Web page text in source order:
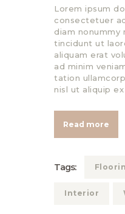
Lorem ipsum
consectetuer
diam nonummy
tincidunt ut
aliquam erat
ad minim
tation
nisl ut aliquip
Read more
Tags:
Interior